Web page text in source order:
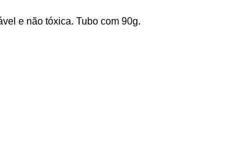
e não tóxica. Tubo com 90g.